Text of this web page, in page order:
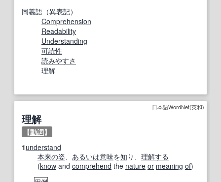
同義語（異表記）
Comprehension
Readability
Understanding
可読性
読みやすさ
理解
日本語WordNet(英和)
理解
【動詞】
1understand
本来の姿
あるいは意味を知 り、 理解する
(know and comprehend the nature or meaning of)